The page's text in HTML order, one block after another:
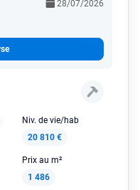
28/07/2026
Niv. de vie/hab
20 810 €
Prix au m²
1 486